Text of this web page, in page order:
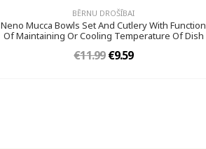
BĒRNU DROŠĪBAI
Neno Mucca Bowls Set And Cutlery With Function
Of Maintaining Or Cooling Temperature Of Dish
€11.99€9.59